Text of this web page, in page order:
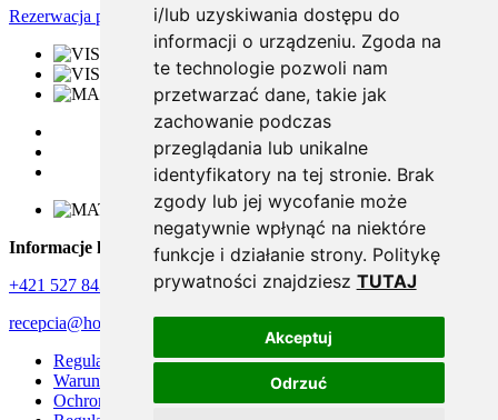
i/lub uzyskiwania dostępu do
informacji o urządzeniu. Zgoda na
te technologie pozwoli nam
przetwarzać dane, takie jak
zachowanie podczas
przeglądania lub unikalne
identyfikatory na tej stronie. Brak
zgody lub jej wycofanie może
negatywnie wpłynąć na niektóre
funkcje i działanie strony. Politykę
prywatności znajdziesz TUTAJ
Akceptuj
Odrzuć
Rezerwacja pobytu
Informacje kontaktowe
+421 527 843 344
recepcia@horizontresort.sk
Regulamin reklamacji
Warunki handlowe
Ochrona danych osobowych